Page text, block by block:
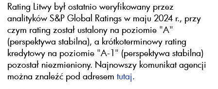
Rating Litwy był ostatnio weryfikowany przez
analityków S&P Global Ratings w maju 2024 r., przy
czym rating został ustalony na poziomie "A"
(perspektywa stabilna), a krótkoterminowy rating
kredytowy na poziomie "A-1" (perspektywa stabilna)
pozostał niezmieniony. Najnowszy komunikat agencji
można znaleźć pod adresem tutaj.